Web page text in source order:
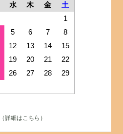
水 木 金
土
1
5 6 7
8
12 13 14
15
19 20 21
22
26 27 28
29